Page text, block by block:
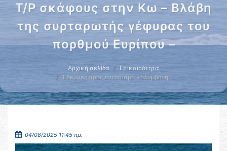
Τ/Ρ σκάφους στην Κω – Βλάβη
της συρταρωτής γέφυρας του
πορθμού Ευρίπου –
Αρχική σελίδα
Επικαιρότητα
Έρευνες προς εντοπισμό κολυμβητή …
04/08/2025 11:45 πμ.